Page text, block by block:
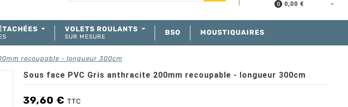
0 0,00 €
VOLETS ROULANTS
SUR MESURE BSO MOUSTIQUAIRES
recoupable - longueur 300cm
Sous face PVC Gris anthracite 200mm recoupable - longueur 300cm
39,60 € TTC